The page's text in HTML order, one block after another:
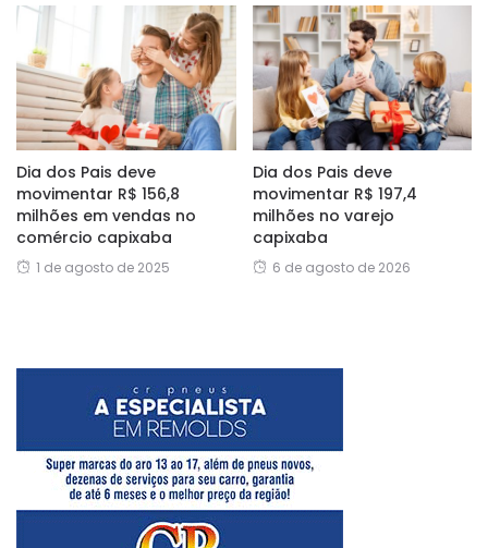
Dia dos Pais deve
movimentar R$ 156,8
milhões em vendas no
comércio capixaba
1 de agosto de 2025
Dia dos Pais deve
movimentar R$ 197,4
milhões no varejo
capixaba
6 de agosto de 2026